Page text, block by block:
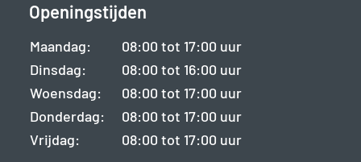
Openingstijden
Maandag:
08:00 tot 17:00 uur
Dinsdag:
08:00 tot 16:00 uur
Woensdag:
08:00 tot 17:00 uur
Donderdag:
08:00 tot 17:00 uur
Vrijdag:
08:00 tot 17:00 uur